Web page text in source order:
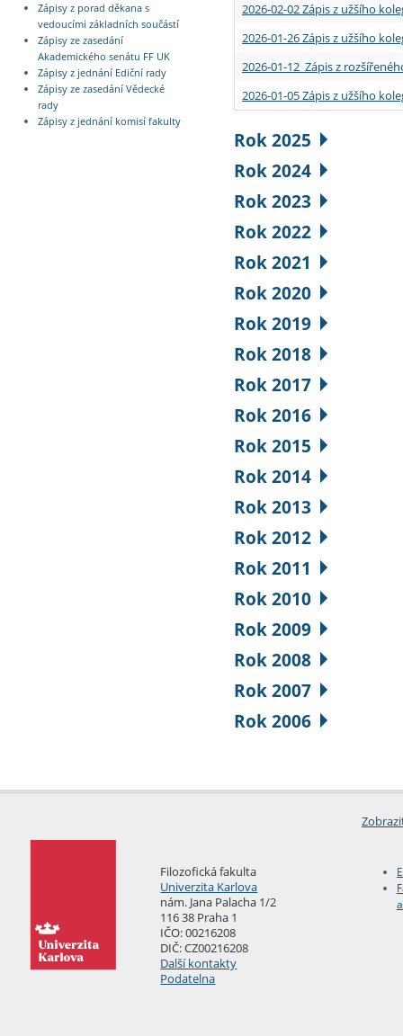
Zápisy z porad děkana s
vedoucími základních součástí
Zápisy ze zasedání
Akademického senátu FF UK
Zápisy z jednání Ediční rady
Zápisy ze zasedání Vědecké
rady
Zápisy z jednání komisí fakulty
2026-02-02 Zápis z užšího
2026-01-26 Zápis z užšího
2026-01-12 Zápis z
2026-01-05 Zápis z užšího
Rok 2025
Rok 2024
Rok 2023
Rok 2022
Rok 2021
Rok 2020
Rok 2019
Rok 2018
Rok 2017
Rok 2016
Rok 2015
Rok 2014
Rok 2013
Rok 2012
Rok 2011
Rok 2010
Rok 2009
Rok 2008
Rok 2007
Rok 2006
Filozofická fakulta
Univerzita Karlova
nám. Jana Palacha 1/2
116 38 Praha 1
IČO: 00216208
DIČ: CZ00216208
Další kontakty
Podatelna